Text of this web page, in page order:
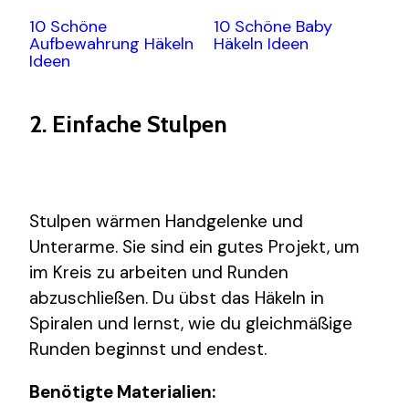
10 Schöne
Aufbewahrung Häkeln
Ideen
10 Schöne Baby
Häkeln Ideen
2. Einfache Stulpen
Stulpen wärmen Handgelenke und
Unterarme. Sie sind ein gutes Projekt, um
im Kreis zu arbeiten und Runden
abzuschließen. Du übst das Häkeln in
Spiralen und lernst, wie du gleichmäßige
Runden beginnst und endest.
Benötigte Materialien: